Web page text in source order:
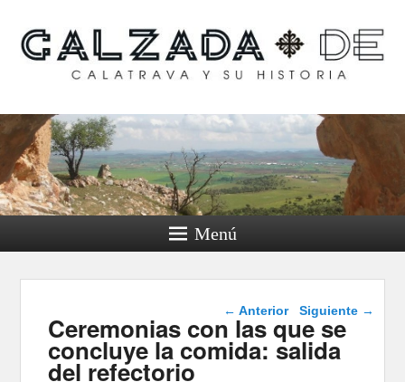
Calzada de Calatrava y
su historia
Menú
Navegación de
entradas
← Anterior Siguiente →
Ceremonias con las que se
concluye la comida: salida
del refectorio